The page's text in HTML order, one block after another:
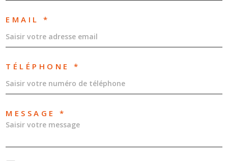
EMAIL *
TÉLÉPHONE *
MESSAGE *